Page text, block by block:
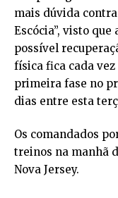
mais dúvida
Escócia”, visto
possível
física fica cada
primeira fase no
dias entre esta
Os comandados
treinos na manhã
Nova Jersey.